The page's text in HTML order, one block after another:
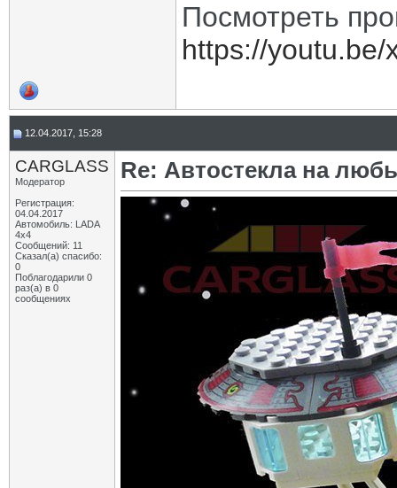
Посмотреть
https://youtu.be/
12.04.2017, 15:28
CARGLASS
Модератор
Регистрация:
04.04.2017
Автомобиль: LADA
4x4
Сообщений: 11
Сказал(а) спасибо:
0
Поблагодарили 0
раз(а) в 0
сообщениях
Re: Автостекла на